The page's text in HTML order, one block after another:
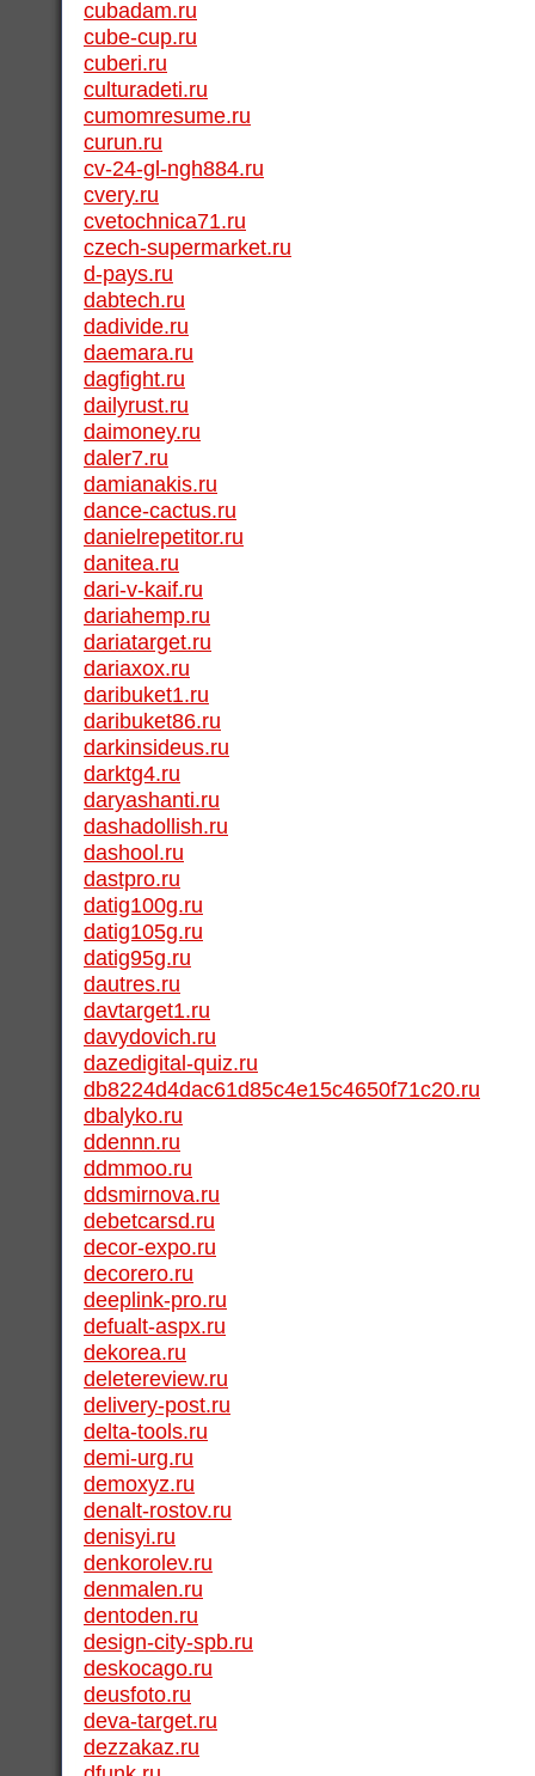
cubadam.ru
cube-cup.ru
cuberi.ru
culturadeti.ru
cumomresume.ru
curun.ru
cv-24-gl-ngh884.ru
cvery.ru
cvetochnica71.ru
czech-supermarket.ru
d-pays.ru
dabtech.ru
dadivide.ru
daemara.ru
dagfight.ru
dailyrust.ru
daimoney.ru
daler7.ru
damianakis.ru
dance-cactus.ru
danielrepetitor.ru
danitea.ru
dari-v-kaif.ru
dariahemp.ru
dariatarget.ru
dariaxox.ru
daribuket1.ru
daribuket86.ru
darkinsideus.ru
darktg4.ru
daryashanti.ru
dashadollish.ru
dashool.ru
dastpro.ru
datig100g.ru
datig105g.ru
datig95g.ru
dautres.ru
davtarget1.ru
davydovich.ru
dazedigital-quiz.ru
db8224d4dac61d85c4e15c4650f71c20.ru
dbalyko.ru
ddennn.ru
ddmmoo.ru
ddsmirnova.ru
debetcarsd.ru
decor-expo.ru
decorero.ru
deeplink-pro.ru
defualt-aspx.ru
dekorea.ru
deletereview.ru
delivery-post.ru
delta-tools.ru
demi-urg.ru
demoxyz.ru
denalt-rostov.ru
denisyi.ru
denkorolev.ru
denmalen.ru
dentoden.ru
design-city-spb.ru
deskocago.ru
deusfoto.ru
deva-target.ru
dezzakaz.ru